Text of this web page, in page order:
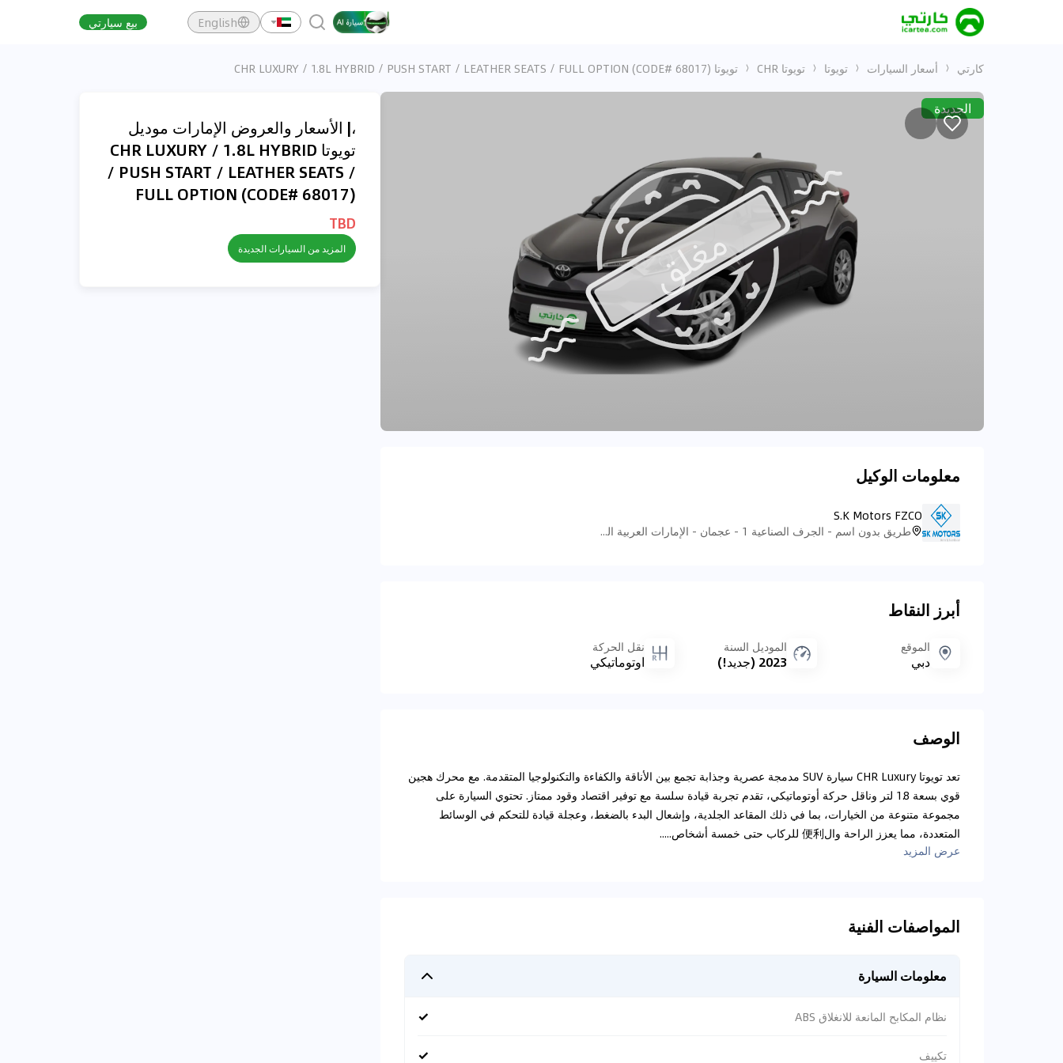
English بيع سيارتي
كارتي أسعار السيارات تويوتا تويوتا CHR تويوتا CHR LUXURY / 1.8L HYBRID / PUSH START / LEATHER SEATS / FULL OPTION (CODE# 68017)
الجديدة
معلومات الوكيل
S.K Motors FZCO
طريق بدون اسم - الجرف الصناعية 1 - عجمان - الإمارات العربية المتحدة
أبرز النقاط
الموقع
دبي
الموديل السنة
2023 (جديد!)
نقل الحركة
اوتوماتيكي
الوصف
تعد تويوتا CHR Luxury سيارة SUV مدمجة عصرية وجذابة تجمع بين الأناقة والكفاءة والتكنولوجيا المتقدمة. مع محرك هجين
قوي بسعة 1.8 لتر وناقل حركة أوتوماتيكي، تقدم تجربة قيادة سلسة مع توفير اقتصاد وقود ممتاز. تحتوي السيارة على
مجموعة متنوعة من الخيارات، بما في ذلك المقاعد الجلدية، وإشعال البدء بالضغط، وعجلة قيادة للتحكم في الوسائط
المتعددة، مما يعزز الراحة وال便利 للركاب حتى خمسة أشخاص.....
عرض المزيد
المواصفات الفنية
معلومات السيارة
نظام المكابح المانعة للانغلاق ABS ✓
تكييف ✓
،| الأسعار والعروض الإمارات موديل
تويوتا CHR LUXURY / 1.8L HYBRID
/ PUSH START / LEATHER SEATS /
FULL OPTION (CODE# 68017)
TBD
المزيد من السيارات الجديدة